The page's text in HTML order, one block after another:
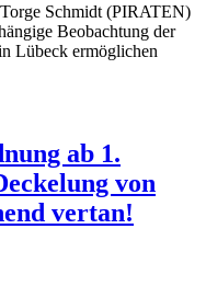
Schmidt (PIRATEN)
Beobachtung der
Lübeck ermöglichen
ab 1.
von
vertan!